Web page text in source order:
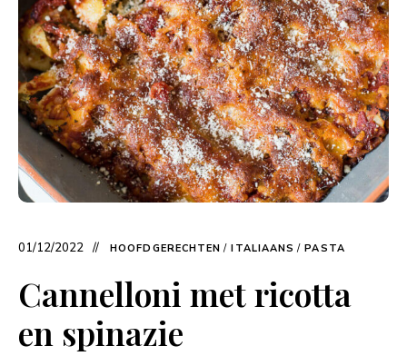
01/12/2022 HOOFDGERECHTEN / ITALIAANS / PASTA
Cannelloni met ricotta
en spinazie